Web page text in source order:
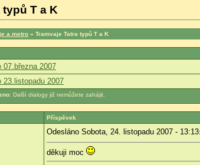
typů T a K
a metro » Tramvaje Tatra typů T a K
07.března 2007
23.listopadu 2007
: Další dialogy již nemůžete zahájit.
Příspěvek
Odesláno Sobota, 24. listopadu 2007 - 13:13
děkuji moc